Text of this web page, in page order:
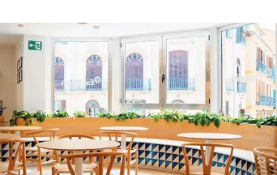
Prüfungsvorbereitung DELE
Prüfungsvorbereitung SIELE
Über 50 Jahre
Über 50 Programme, saisonale Kurse
Abendlicher Gruppenkurs
Privatunterricht
Online-Spanischkurse
Bildungsurlaub